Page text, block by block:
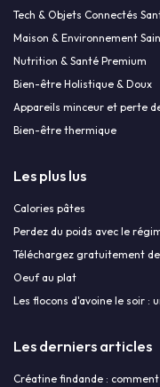
Tech & Objets Connectés
Maison & Environnement Sain
Nutrition & Santé Premium
Bien-être Holistique & Doux
Appareils minceur et perte
Bien-être thermique
Les plus lus
Calories pâtes
Perdez du poids avec le
Téléchargez gratuitement
Oeuf au plat
Les flocons d'avoine le soir :
Les derniers articles
Créatine findande :